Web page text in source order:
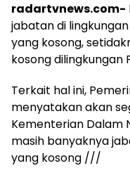
radartvnews.com-
jabatan di
yang kosong,
kosong dilingkungan
Terkait hal ini,
menyatakan akan
Kementerian Dalam
masih banyaknya
yang kosong ///